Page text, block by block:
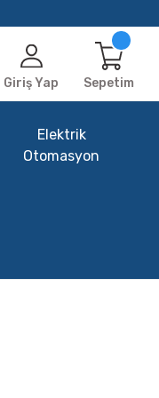
Giriş Yap Sepetim
Elektrik
Otomasyon